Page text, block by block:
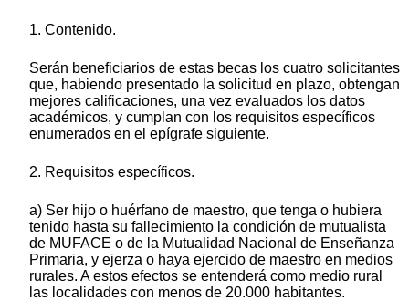
1. Contenido.
Serán beneficiarios de estas becas los cuatro solicitantes
que, habiendo presentado la solicitud en plazo, obtengan
mejores calificaciones, una vez evaluados los datos
académicos, y cumplan con los requisitos específicos
enumerados en el epígrafe siguiente.
2. Requisitos específicos.
a) Ser hijo o huérfano de maestro, que tenga o hubiera
tenido hasta su fallecimiento la condición de mutualista
de MUFACE o de la Mutualidad Nacional de Enseñanza
Primaria, y ejerza o haya ejercido de maestro en medios
rurales. A estos efectos se entenderá como medio rural
las localidades con menos de 20.000 habitantes.